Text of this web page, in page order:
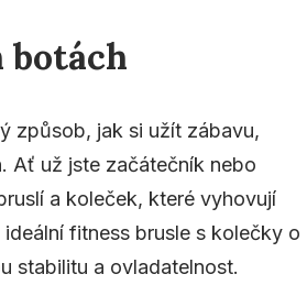
botách
způsob, jak si užít zábavu,
Ať už jste začátečník nebo
a koleček, které vyhovují
fitness brusle s kolečky o
stabilitu a ovladatelnost.